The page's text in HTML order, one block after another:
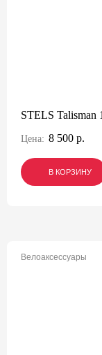
STELS Talisman
Цена: 8 500 р.
В КОРЗИНУ
В КОРЗИНУ
В КОРЗИНУ
Велоаксессуары